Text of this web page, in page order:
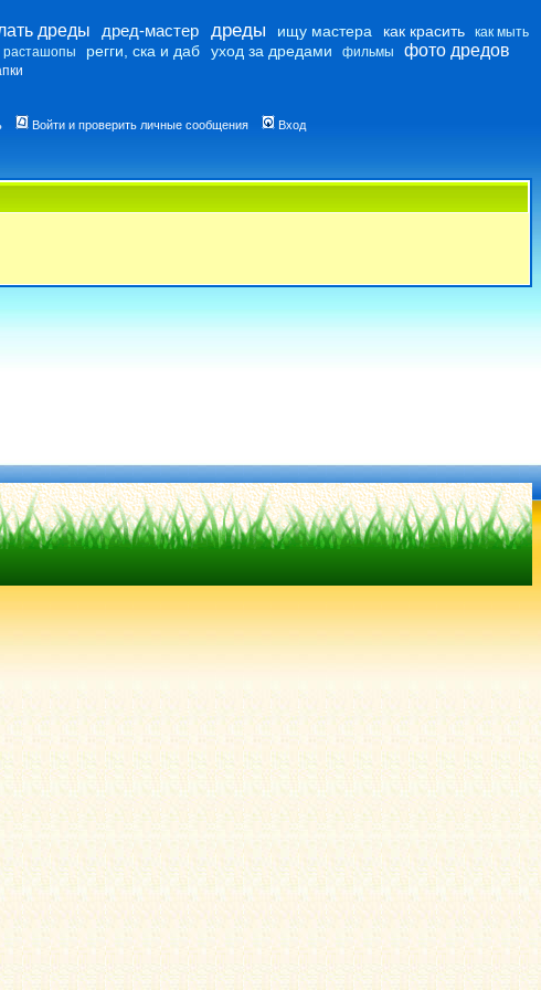
дреды дред-мастер дреды ищу мастера как красить как мыть
расташопы регги, ска и даб уход за дредами фильмы фото дредов
Войти и проверить личные сообщения Вход